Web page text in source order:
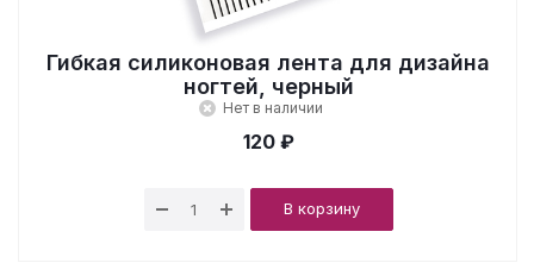
Гибкая силиконовая лента для дизайна
ногтей, черный
Нет в наличии
120 ₽
В корзину